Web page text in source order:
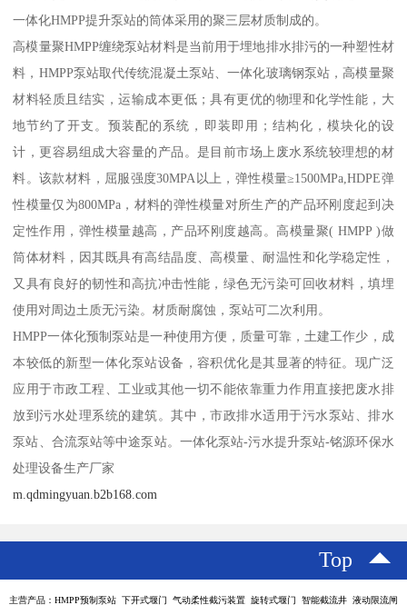
一体化HMPP提升泵站的筒体采用的聚三层材质制成的。
高模量聚HMPP缠绕泵站材料是当前用于埋地排水排污的一种塑性材
料，HMPP泵站取代传统混凝土泵站、一体化玻璃钢泵站，高模量聚
材料轻质且结实，运输成本更低；具有更优的物理和化学性能，大
地节约了开支。预装配的系统，即装即用；结构化，模块化的设
计，更容易组成大容量的产品。是目前市场上废水系统较理想的材
料。该款材料，屈服强度30MPA以上，弹性模量≥1500MPa,HDPE弹
性模量仅为800MPa，材料的弹性模量对所生产的产品环刚度起到决
定性作用，弹性模量越高，产品环刚度越高。高模量聚( HMPP )做
筒体材料，因其既具有高结晶度、高模量、耐温性和化学稳定性，
又具有良好的韧性和高抗冲击性能，绿色无污染可回收材料，填埋
使用对周边土质无污染。材质耐腐蚀，泵站可二次利用。
HMPP一体化预制泵站是一种使用方便，质量可靠，土建工作少，成
本较低的新型一体化泵站设备，容积优化是其显著的特征。现广泛
应用于市政工程、工业或其他一切不能依靠重力作用直接把废水排
放到污水处理系统的建筑。其中，市政排水适用于污水泵站、排水
泵站、合流泵站等中途泵站。一体化泵站-污水提升泵站-铭源环保水
处理设备生产厂家
m.qdmingyuan.b2b168.com
Top
主营产品：HMPP预制泵站 下开式堰门 气动柔性截污装置 旋转式堰门 智能截流井 液动限流闸